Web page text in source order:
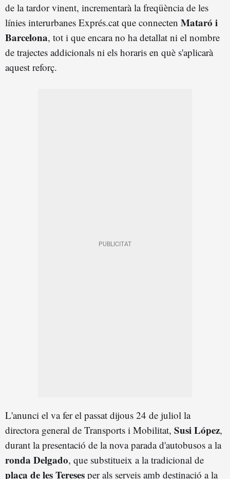
de la tardor vinent, incrementarà la freqüència de les
línies interurbanes Exprés.cat que connecten Mataró i
Barcelona, tot i que encara no ha detallat ni el nombre
de trajectes addicionals ni els horaris en què s'aplicarà
aquest reforç.
L'anunci el va fer el passat dijous 24 de juliol la
directora general de Transports i Mobilitat, Susi López,
durant la presentació de la nova parada d'autobusos a la
ronda Delgado, que substitueix a la tradicional de
plaça de les Tereses per als serveis amb destinació a la